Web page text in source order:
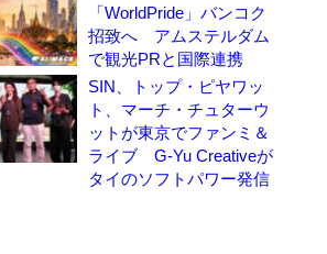
「WorldPride」バンコク
招致へ アムステルダム
で観光PRと国際連携
SIN、トップ・ピヤワッ
ト、マーチ・チュターウ
ットが東京でファンミ＆
ライブ G-Yu Creativeが
タイのソフトパワー発信